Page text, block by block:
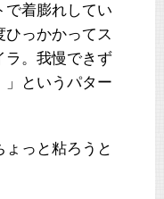
で着膨れしてい
ひっかかってス
ラ。我慢できず
」というパター
っと粘ろうと